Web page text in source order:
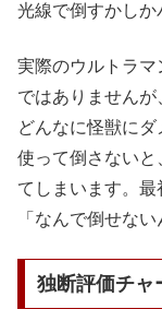
光線で倒すかしか
実際のウルトラマ
ではありませんが
どんなに怪獣に
使って倒さないと
てしまいます。
「なんで倒せな
独断評価チャ